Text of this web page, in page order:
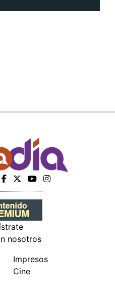
nosotros
Impresos
Cine